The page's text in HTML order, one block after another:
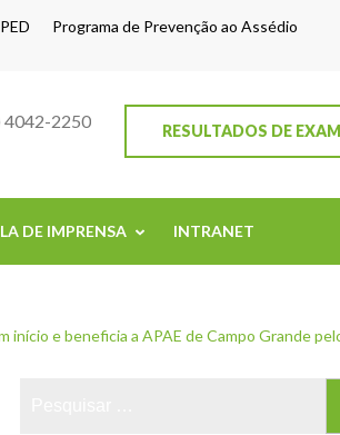
Programa de Prevenção ao Assédio
RESULTADOS DE
4042-2250
DE IMPRENSA INTRANET
início e beneficia a APAE de Campo Grande